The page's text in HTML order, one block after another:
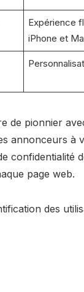
Expérience
iPhone et
de pionnier
annonceurs à
confidentialité
page web.
des